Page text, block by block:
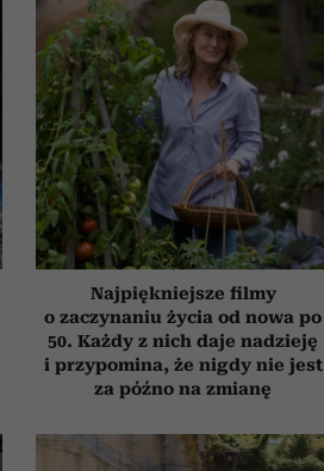
Najpiękniejsze filmy
o zaczynaniu życia od nowa po
50. Każdy z nich daje nadzieję
i przypomina, że nigdy nie jest
za późno na zmianę